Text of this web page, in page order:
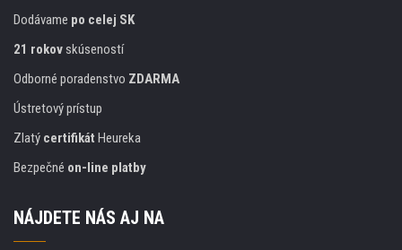
Dodávame po celej SK
21 rokovskúseností
Odborné poradenstvo ZDARMA
Ústretový prístup
Zlatý certifikát Heureka
Bezpečné on-line platby
NÁJDETE NÁS AJ NA